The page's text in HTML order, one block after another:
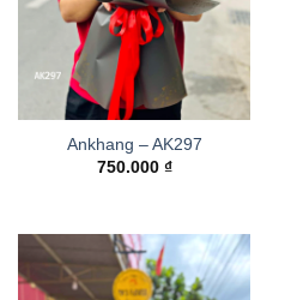
Ankhang – AK297
750.000 ₫